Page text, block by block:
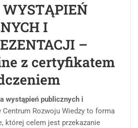
I
–
z certyfikatem
wystąpień publicznych i
Centrum Rozwoju Wiedzy to forma
której celem jest przekazanie